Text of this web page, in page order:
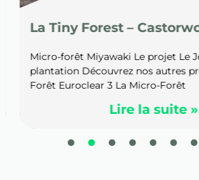
La Tiny Forest –
Micro-forêt Miyawaki Le projet Le
plantation Découvrez nos autres
Forêt Euroclear 3 La Micro-Forêt
Lire la suite »